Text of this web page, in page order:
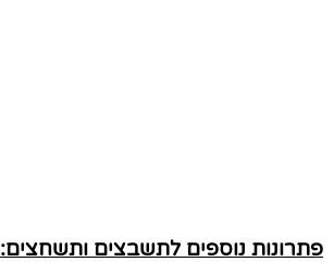
פתרונות נוספים לתשבצים ותשחצים: